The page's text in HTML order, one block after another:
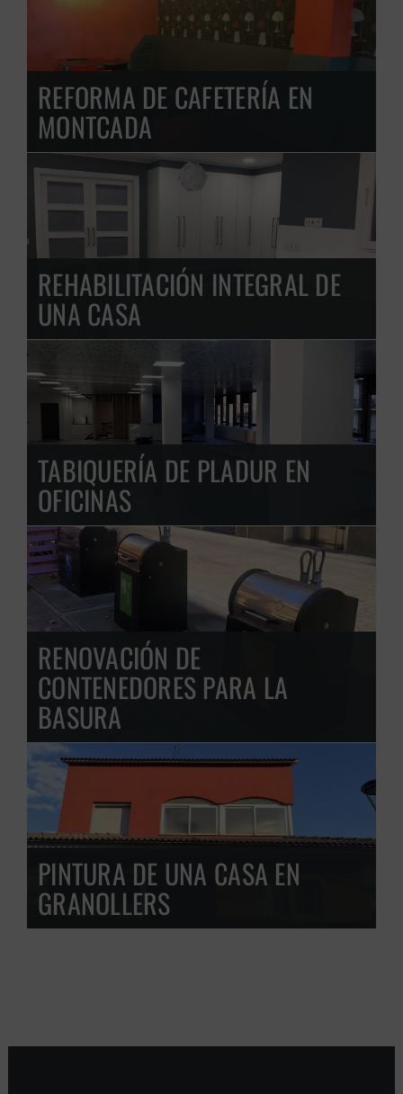
REFORMA DE CAFETERÍA EN
MONTCADA
REHABILITACIÓN INTEGRAL DE
UNA CASA
TABIQUERÍA DE PLADUR EN
OFICINAS
RENOVACIÓN DE
CONTENEDORES PARA LA
BASURA
PINTURA DE UNA CASA EN
GRANOLLERS